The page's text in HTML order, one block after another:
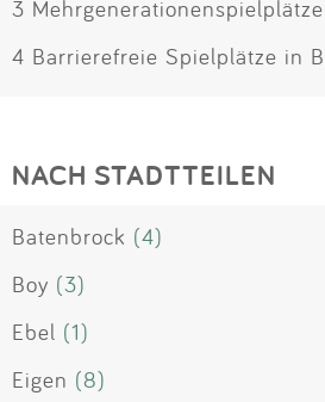
3
4 Barrierefreie Spielplätze in
NACH STADTTEILEN
Batenbrock (4)
Boy (3)
Ebel (1)
Eigen (8)